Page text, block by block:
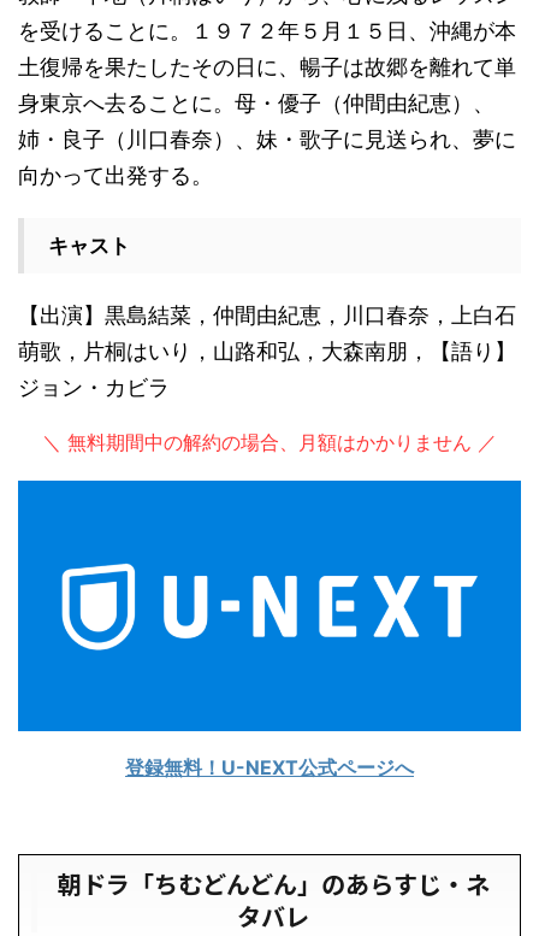
を受けることに。１９７２年５月１５日、沖縄が本
土復帰を果たしたその日に、暢子は故郷を離れて単
身東京へ去ることに。母・優子（仲間由紀恵）、
姉・良子（川口春奈）、妹・歌子に見送られ、夢に
向かって出発する。
キャスト
【出演】黒島結菜，仲間由紀恵，川口春奈，上白石
萌歌，片桐はいり，山路和弘，大森南朋，【語り】
ジョン・カビラ
＼ 無料期間中の解約の場合、月額はかかりません ／
登録無料！U-NEXT公式ページへ
朝ドラ「ちむどんどん」のあらすじ・ネ
タバレ